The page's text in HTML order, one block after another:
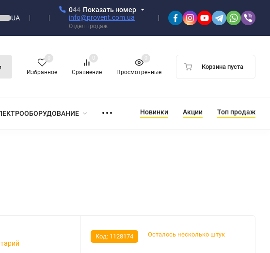
UA
044 Показать номер
info@provent.com.ua
Отдел продаж
Избранное
0
Сравнение
0
Просмотренные
0
Корзина пуста
Новинки Акции Топ продаж
Осталось несколько штук
Код: 1128174